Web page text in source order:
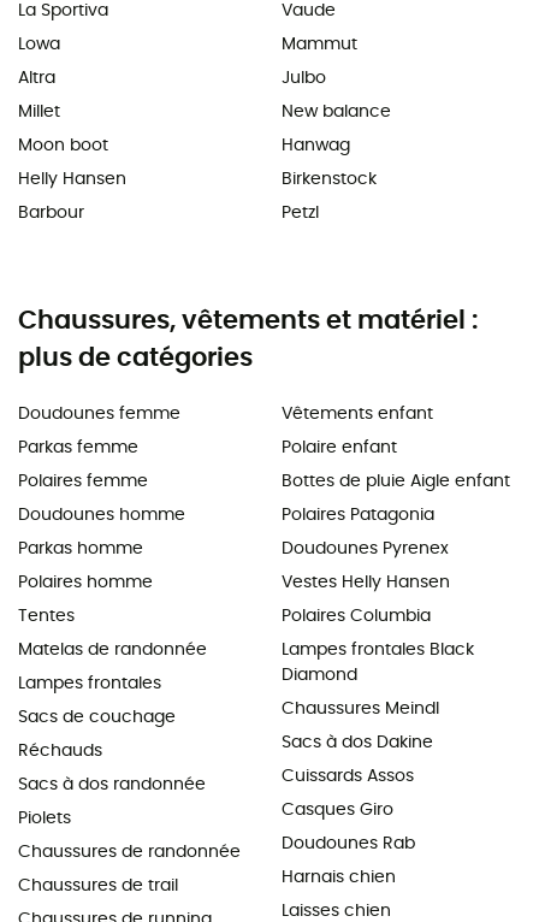
La Sportiva
Lowa
Altra
Millet
Moon boot
Helly Hansen
Barbour
Vaude
Mammut
Julbo
New balance
Hanwag
Birkenstock
Petzl
Chaussures, vêtements et matériel :
plus de catégories
Doudounes femme
Parkas femme
Polaires femme
Doudounes homme
Parkas homme
Polaires homme
Tentes
Matelas de randonnée
Lampes frontales
Sacs de couchage
Réchauds
Sacs à dos randonnée
Piolets
Chaussures de randonnée
Chaussures de trail
Vêtements enfant
Polaire enfant
Bottes de pluie Aigle enfant
Polaires Patagonia
Doudounes Pyrenex
Vestes Helly Hansen
Polaires Columbia
Lampes frontales Black
Diamond
Chaussures Meindl
Sacs à dos Dakine
Cuissards Assos
Casques Giro
Doudounes Rab
Harnais chien
Laisses chien